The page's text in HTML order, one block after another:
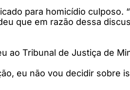
para homicídio culposo.
que em razão dessa
Tribunal de Justiça de
eu não vou decidir sobre